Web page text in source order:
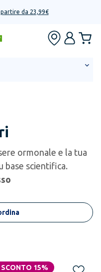
partire da 23,99€
ormonale e la tua
base scientifica.
SCONTO 15%